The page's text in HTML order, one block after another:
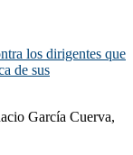
los dirigentes que
de sus
García Cuerva,